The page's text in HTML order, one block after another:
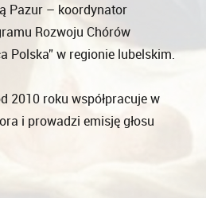
Pazur – koordynator
Rozwoju Chórów
Polska” w regionie lubelskim.
2010 roku współpracuje w
i prowadzi emisję głosu